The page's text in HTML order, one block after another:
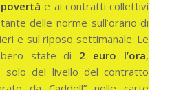
e ai contratti collettivi
delle norme sull’orario di
e sul riposo settimanale. Le
state di 2 euro l’ora,
del livello del contratto